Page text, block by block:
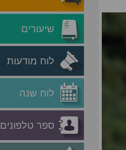
שיעורים
לוח מודעות
לוח שנה
ספר טלפונים